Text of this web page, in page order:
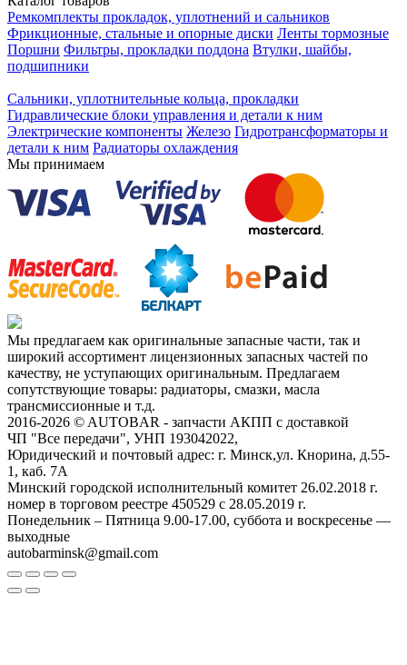
Ремкомплекты прокладок, уплотнений и сальников
Фрикционные, стальные и опорные диски Ленты тормозные
Поршни Фильтры, прокладки поддона Втулки, шайбы,
подшипники
Сальники, уплотнительные кольца, прокладки
Гидравлические блоки управления и детали к ним
Электрические компоненты Железо Гидротрансформаторы и
детали к ним Радиаторы охлаждения
Мы принимаем
Мы предлагаем как оригинальные запасные части, так и
широкий ассортимент лицензионных запасных частей по
качеству, не уступающих оригинальным. Предлагаем
сопутствующие товары: радиаторы, смазки, масла
трансмиссионные и т.д.
2016-2026 © AUTOBAR - запчасти АКПП с доставкой
ЧП "Все передачи", УНП 193042022,
Юридический и почтовый адрес: г. Минск,ул. Кнорина, д.55-
1, каб. 7А
Минский городской исполнительный комитет 26.02.2018 г.
номер в торговом реестре 450529 с 28.05.2019 г.
Понедельник – Пятница 9.00-17.00, суббота и воскресенье —
выходные
autobarminsk@gmail.com